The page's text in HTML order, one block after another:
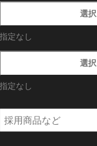
選択
指定なし
選択
指定なし